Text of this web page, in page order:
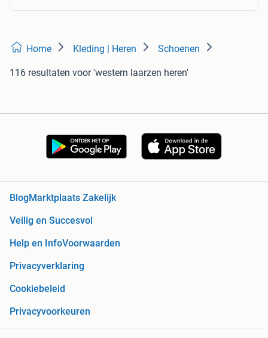
Home Kleding | Heren Schoenen
116 resultaten voor 'western laarzen heren'
BlogMarktplaats Zakelijk
Veilig en Succesvol
Help en InfoVoorwaarden
Privacyverklaring
Cookiebeleid
Privacyvoorkeuren